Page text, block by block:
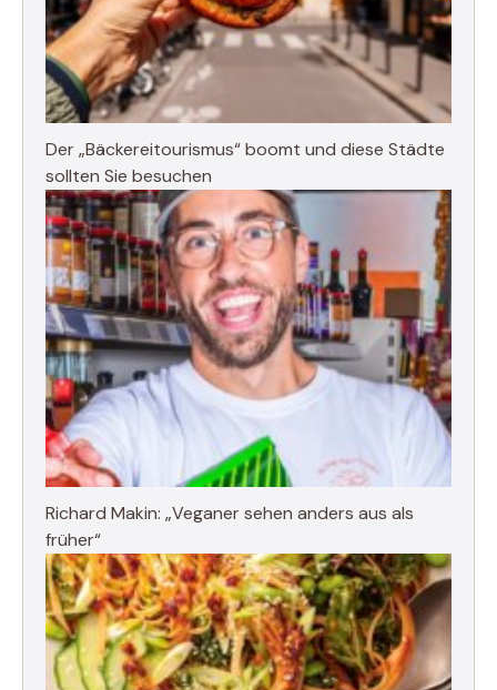
Der „Bäckereitourismus“ boomt und diese Städte
sollten Sie besuchen
Richard Makin: „Veganer sehen anders aus als
früher“